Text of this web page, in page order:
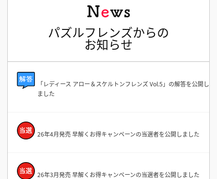
パズルフレンズからの
お知らせ
「レディース アロー＆スケルトンフレンズ Vol.5」の解答を公開し
ました
26年4月発売 早解くお得キャンペーンの当選者を公開しました
26年3月発売 早解くお得キャンペーンの当選者を公開しました